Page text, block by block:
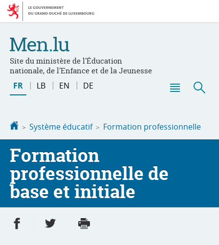
Aller
navigation
Aller
au
Site du ministère de l'Éducation
nationale, de l'Enfance et de la Jeunesse
Changer
de
FR LB EN DE
Accueil
Système éducatif Formation professionnelle
Formation
professionnelle de
base et initiale
Partager sur Facebook
Partager sur Twitter